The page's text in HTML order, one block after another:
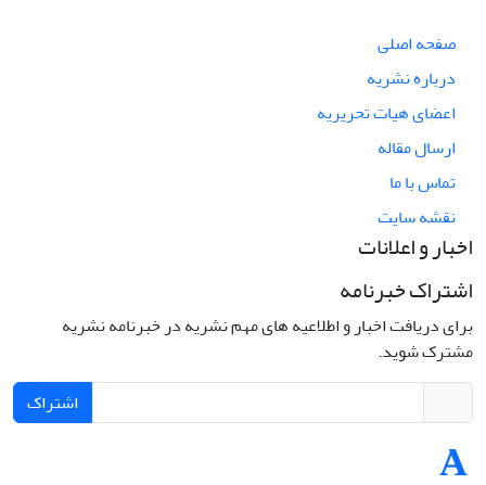
صفحه اصلی
درباره نشریه
اعضای هیات تحریریه
ارسال مقاله
تماس با ما
نقشه سایت
اخبار و اعلانات
اشتراک خبرنامه
برای دریافت اخبار و اطلاعیه های مهم نشریه در خبرنامه نشریه
مشترک شوید.
اشتراک